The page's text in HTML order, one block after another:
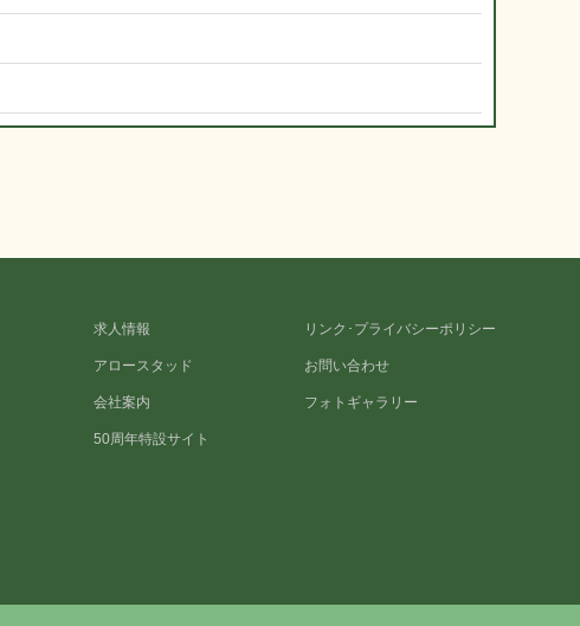
求人情報
アロースタッド
会社案内
50周年特設サイト
リンク･プライバシーポリシー
お問い合わせ
フォトギャラリー